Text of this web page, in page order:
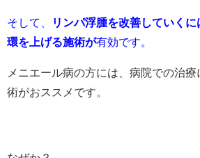
そして、
リンパ浮腫を改善していく
環を上げる施術が有効です。
メニエール病の方には、病院での治
術がおススメです。